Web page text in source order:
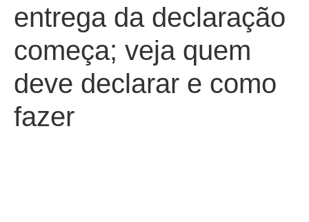
entrega da declaração
começa; veja quem
deve declarar e como
fazer